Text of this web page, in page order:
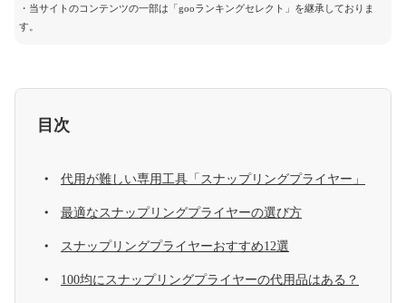
・当サイトのコンテンツの一部は「gooランキングセレクト」を継承しておりま
す。
目次
代用が難しい専用工具「スナップリングプライヤー」
最適なスナップリングプライヤーの選び方
スナップリングプライヤーおすすめ12選
100均にスナップリングプライヤーの代用品はある？